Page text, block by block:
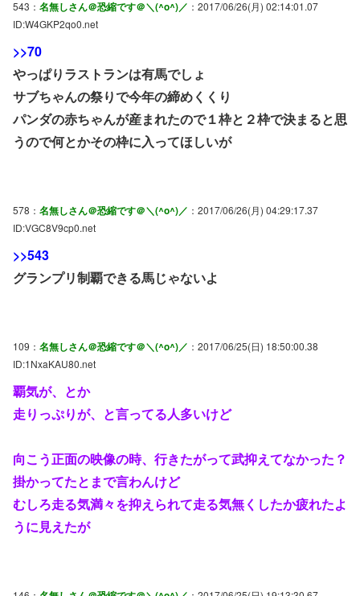
543： 名無しさん＠恐縮です＠＼(^o^)／ ：2017/06/26(月) 02:14:01.07
ID:W4GKP2qo0.net
>>70
やっぱりラストランは有馬でしょ
サブちゃんの祭りで今年の締めくくり
パンダの赤ちゃんが産まれたので１枠と２枠で決まると思
うので何とかその枠に入ってほしいが
578： 名無しさん＠恐縮です＠＼(^o^)／ ：2017/06/26(月) 04:29:17.37
ID:VGC8V9cp0.net
>>543
グランプリ制覇できる馬じゃないよ
109： 名無しさん＠恐縮です＠＼(^o^)／ ：2017/06/25(日) 18:50:00.38
ID:1NxaKAU80.net
覇気が、とか
走りっぷりが、と言ってる人多いけど
向こう正面の映像の時、行きたがって武抑えてなかった？
掛かってたとまで言わんけど
むしろ走る気満々を抑えられて走る気無くしたか疲れたよ
うに見えたが